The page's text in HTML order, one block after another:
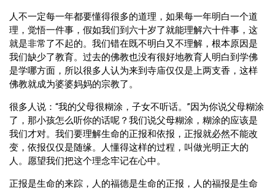
人不一定每一年都要懂得很多的道理，如果每一年明白一个道
理，觉悟一件事，假如我们到六十岁了就能理解六十件事，这
就是非常了不起的。我们错在既不明白又不理解，根本原因是
我们缺少了教育。过去的佛教也没有很好地教育人明白到学佛
是学哪方面，所以很多人认为来到寺庙仅仅是上两支香，这样
佛教就成为婆婆妈妈的宗教了。
很多人说：“我的父母很糊涂，子女不听话。”因为你说父母糊涂
了，那小孩怎么听你的话呢？我们说父母糊涂，糊涂的应该是
我们才对。我们要理解生命的正报和依报，正报就必然不能改
变，依报仅仅是随缘。人懂得这样的过程，叫做光明正大的
人。愿望我们把这个理念牢记在心中。
正报是生命的来踪，人的福德是生命的正报，人的福报是生命